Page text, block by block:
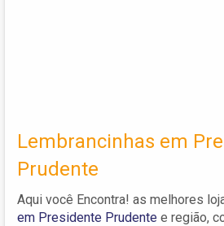
Lembrancinhas em
Prudente
Aqui você Encontra! as melhores
em Presidente Prudente e região,